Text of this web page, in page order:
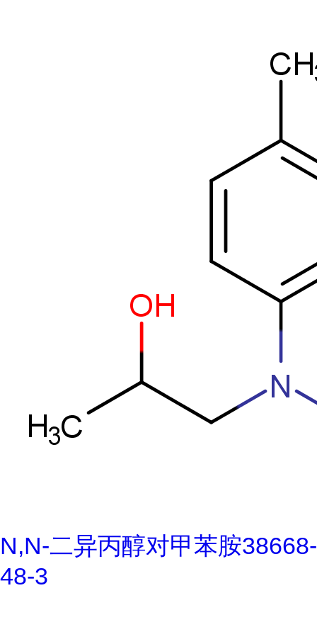
N,N-二异丙醇对甲苯胺38668-
48-3